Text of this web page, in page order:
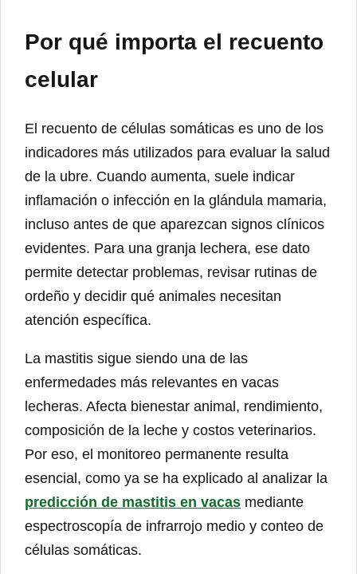
Por qué importa el recuento
celular
El recuento de células somáticas es uno de los
indicadores más utilizados para evaluar la salud
de la ubre. Cuando aumenta, suele indicar
inflamación o infección en la glándula mamaria,
incluso antes de que aparezcan signos clínicos
evidentes. Para una granja lechera, ese dato
permite detectar problemas, revisar rutinas de
ordeño y decidir qué animales necesitan
atención específica.
La mastitis sigue siendo una de las
enfermedades más relevantes en vacas
lecheras. Afecta bienestar animal, rendimiento,
composición de la leche y costos veterinarios.
Por eso, el monitoreo permanente resulta
esencial, como ya se ha explicado al analizar la
predicción de mastitis en vacas mediante
espectroscopía de infrarrojo medio y conteo de
células somáticas.